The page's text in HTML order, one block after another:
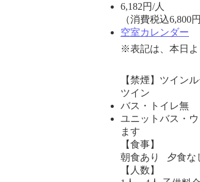
6,182円/人
（消費税込6,800
空室カレンダー
※表記は、本日よ
【禁煙】ツイン
ツイン
バス・トイレ無
ユニットバス・
ます
【食事】
朝食あり 夕食な
【人数】